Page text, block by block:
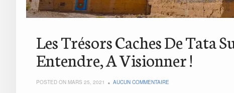
Les Trésors Caches De Tata
Entendre, A Visionner !
POSTED ON MARS 25, 2021 AUCUN COMMENTAIRE